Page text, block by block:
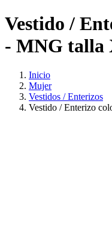
Vestido /
- MNG talla
Inicio
Mujer
Vestidos / Enterizos
Vestido / Enterizo